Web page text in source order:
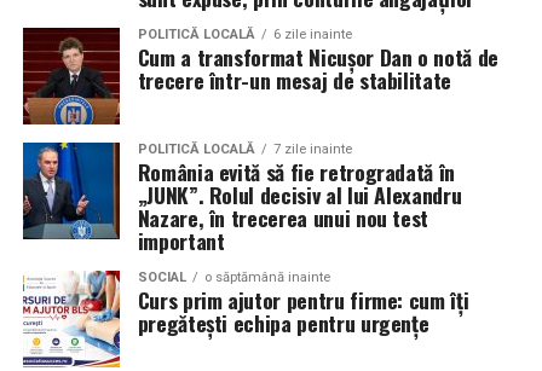
de la oameni, nu de la branduri, iar asta înseamnă că
prezența personală contează la fel de mult ca produsul.
Iuliana Gabriela Enescu
videografie cu dronă. Știe că domeniul ei este dominat
de bărbați și că vizibilitatea ei ca profesionistă este, în
sine, un argument.
Isabela Alexandruoferă servicii de consiliere de cuplu
și psihoterapie. Lucrează zilnic cu oameni care încearcă
să se înțeleagă mai bine și crede că autenticitatea
trebuie să înceapă de la ea.
POLITICĂ LOCALĂ 6 zile inainte
Cum a transformat Nicușor Dan o notă de
trecere într-un mesaj de stabilitate
POLITICĂ LOCALĂ 7 zile inainte
România evită să fie retrogradată în
„JUNK”. Rolul decisiv al lui Alexandru
Nazare, în trecerea unui nou test
important
SOCIAL o săptămână inainte
Curs prim ajutor pentru firme: cum îți
pregătești echipa pentru urgențe